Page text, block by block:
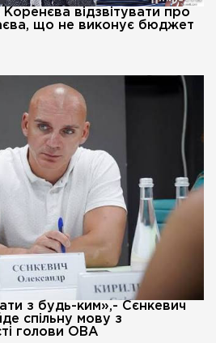
відзвітувати про
що не виконує бюджет
з будь-ким»,- Сєнкевич
спільну мову з
голови ОВА